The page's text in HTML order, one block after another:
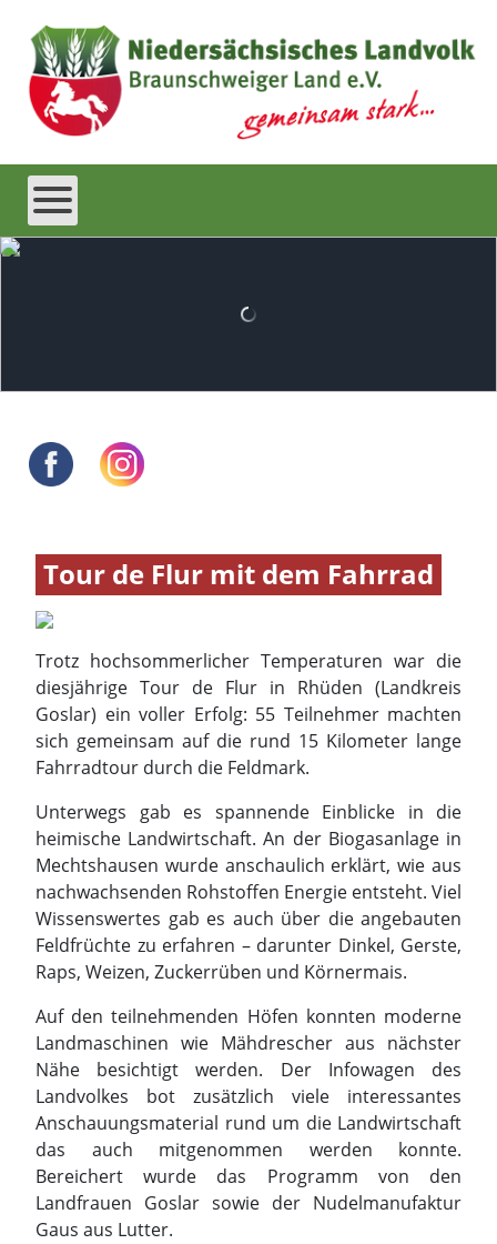
Tour de Flur mit dem Fahrrad
Trotz hochsommerlicher Temperaturen war die
diesjährige Tour de Flur in Rhüden (Landkreis
Goslar) ein voller Erfolg: 55 Teilnehmer machten
sich gemeinsam auf die rund 15 Kilometer lange
Fahrradtour durch die Feldmark.
Unterwegs gab es spannende Einblicke in die
heimische Landwirtschaft. An der Biogasanlage in
Mechtshausen wurde anschaulich erklärt, wie aus
nachwachsenden Rohstoffen Energie entsteht. Viel
Wissenswertes gab es auch über die angebauten
Feldfrüchte zu erfahren – darunter Dinkel, Gerste,
Raps, Weizen, Zuckerrüben und Körnermais.
Auf den teilnehmenden Höfen konnten moderne
Landmaschinen wie Mähdrescher aus nächster
Nähe besichtigt werden. Der Infowagen des
Landvolkes bot zusätzlich viele interessantes
Anschauungsmaterial rund um die Landwirtschaft
das auch mitgenommen werden konnte.
Bereichert wurde das Programm von den
Landfrauen Goslar sowie der Nudelmanufaktur
Gaus aus Lutter.